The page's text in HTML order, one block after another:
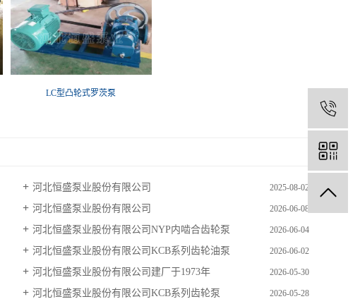
LC型凸轮式罗茨泵
河北恒盛泵业股份有限公司 2025-08-02
河北恒盛泵业股份有限公司 2026-06-08
河北恒盛泵业股份有限公司NYP内啮合齿轮泵 2026-06-04
河北恒盛泵业股份有限公司KCB系列齿轮油泵 2026-06-02
河北恒盛泵业股份有限公司建厂于1973年 2026-05-30
河北恒盛泵业股份有限公司KCB系列齿轮泵 2026-05-28